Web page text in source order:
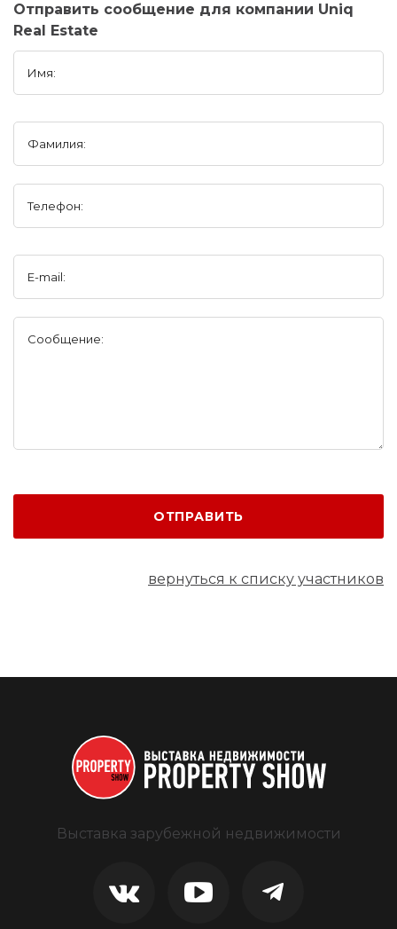
Отправить сообщение для компании Uniq
Real Estate
Имя:
Фамилия:
Телефон:
E-mail:
Сообщение:
ОТПРАВИТЬ
вернуться к списку участников
Выставка зарубежной недвижимости